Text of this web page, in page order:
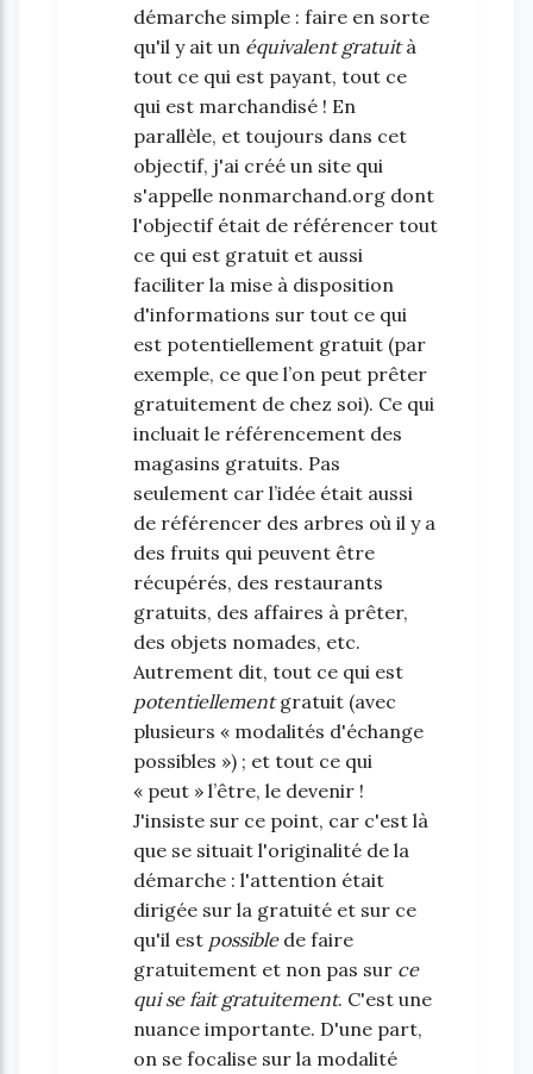
démarche simple : faire en sorte
qu'il y ait un équivalent gratuità
tout ce qui est payant, tout ce
qui est marchandisé ! En
parallèle, et toujours dans cet
objectif, j'ai créé un site qui
s'appelle nonmarchand.org dont
l'objectif était de référencer tout
ce qui est gratuit et aussi
faciliter la mise à disposition
d'informations sur tout ce qui
est potentiellement gratuit (par
exemple, ce que l’on peut prêter
gratuitement de chez soi). Ce qui
incluait le référencement des
magasins gratuits. Pas
seulement car l’idée était aussi
de référencer des arbres où il y a
des fruits qui peuvent être
récupérés, des restaurants
gratuits, des affaires à prêter,
des objets nomades, etc.
Autrement dit, tout ce qui est
potentiellementgratuit (avec
plusieurs « modalités d'échange
possibles ») ; et tout ce qui
« peut » l’être, le devenir !
J'insiste sur ce point, car c'est là
que se situait l'originalité de la
démarche : l'attention était
dirigée sur la gratuité et sur ce
qu'il est possiblede faire
gratuitement et non pas sur ce
qui se fait gratuitement. C'est une
nuance importante. D'une part,
on se focalise sur la modalité